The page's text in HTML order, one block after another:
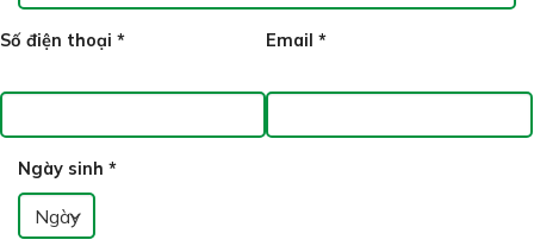
Số điện thoại * Email*
Ngày sinh *